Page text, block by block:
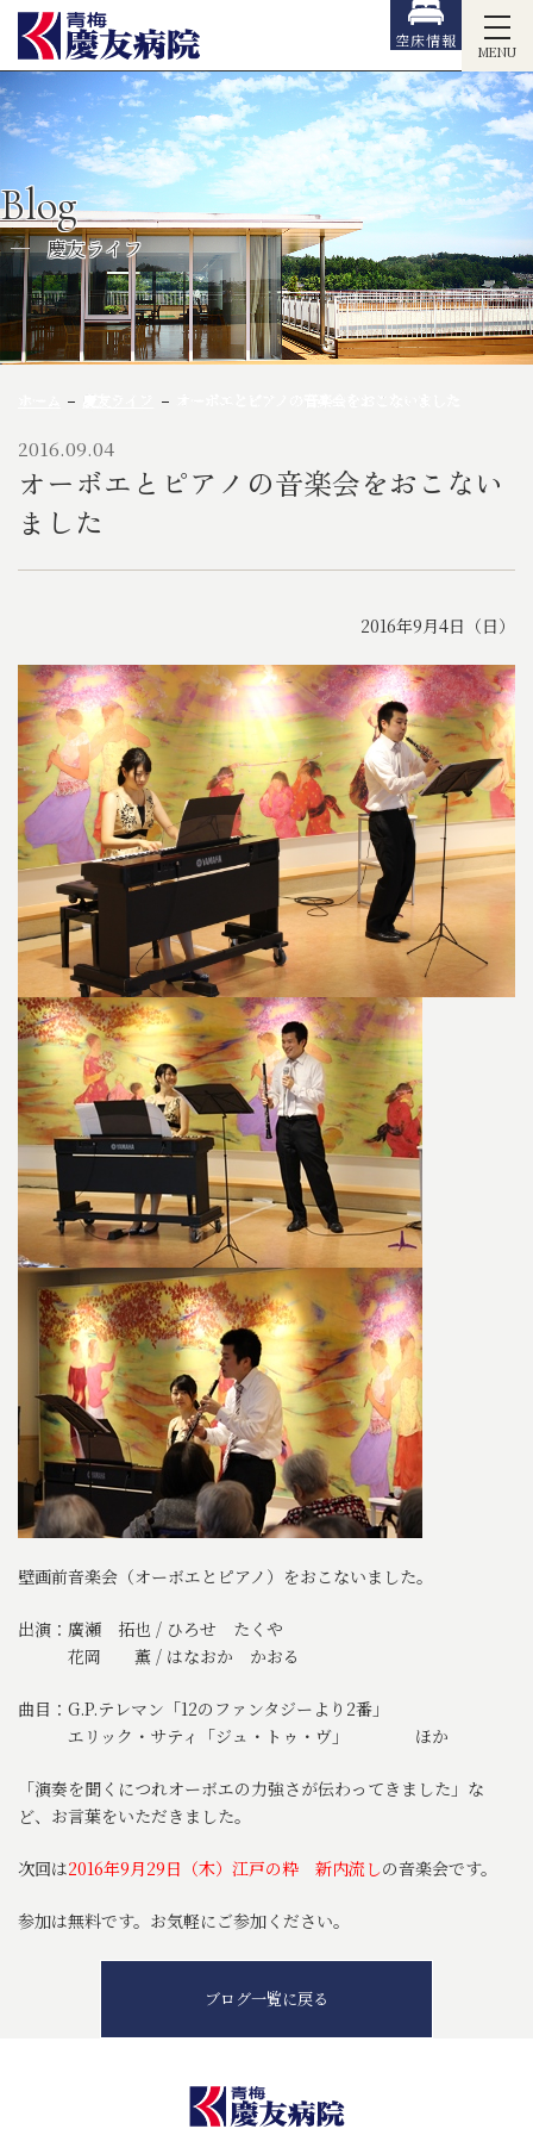
MENU
空床情報
Blog
慶友ライフ
オーボエとピアノの音楽会をおこないました
2016.09.04
オーボエとピアノの音楽会をおこない
ました
2016年9月4日（日）
壁画前音楽会（オーボエとピアノ）をおこないました。
出演：廣瀬 拓也 / ひろせ たくや
花岡 薫 / はなおか かおる
曲目：G.P.テレマン「12のファンタジーより2番」
エリック・サティ「ジュ・トゥ・ヴ」 ほか
「演奏を聞くにつれオーボエの力強さが伝わってきました」な
ど、お言葉をいただきました。
次回は2016年9月29日（木）江戸の粋 新内流しの音楽会です。
参加は無料です。お気軽にご参加ください。
ブログ一覧に戻る